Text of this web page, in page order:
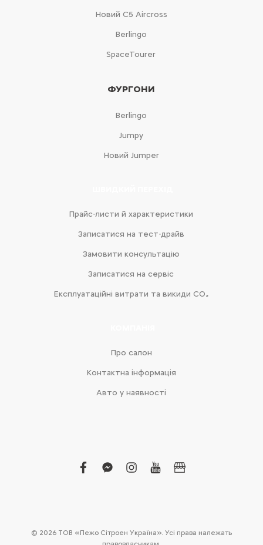
Новий С5 Aircross
Berlingo
SpaceTourer
ФУРГОНИ
Berlingo
Jumpy
Новий Jumper
Прайс-листи й характеристики
Записатися на тест-драйв
Замовити консультацію
Записатися на сервіс
Експлуатаційні витрати та викиди CO₂
Про салон
Контактна інформація
Авто у наявності
facebook
facebook-
instagram
youtubebusiness
© 2026 ТОВ «Пежо Сітроен Україна». Усі права належать